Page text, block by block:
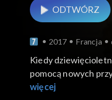
ODTWÓRZ
2017 Francja
Kiedy
pomocą nowych
dowcipnego, a
więcej